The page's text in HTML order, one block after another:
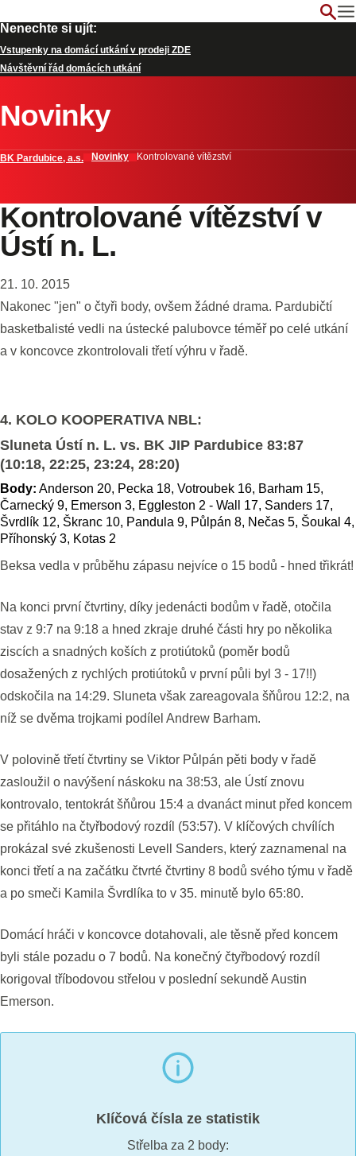
Nenechte si ujít:
Vstupenky na domácí utkání v prodeji ZDE
Návštěvní řád domácích utkání
Novinky
BK Pardubice, a.s. Novinky Kontrolované vítězství
Kontrolované vítězství v
Ústí n. L.
21. 10. 2015
Nakonec "jen" o čtyři body, ovšem žádné drama. Pardubičtí
basketbalisté vedli na ústecké palubovce téměř po celé utkání
a v koncovce zkontrolovali třetí výhru v řadě.
4. KOLO KOOPERATIVA NBL:
Sluneta Ústí n. L. vs. BK JIP Pardubice 83:87
(10:18, 22:25, 23:24, 28:20)
Body: Anderson 20, Pecka 18, Votroubek 16, Barham 15,
Čarnecký 9, Emerson 3, Eggleston 2 - Wall 17, Sanders 17,
Švrdlík 12, Škranc 10, Pandula 9, Půlpán 8, Nečas 5, Šoukal 4,
Příhonský 3, Kotas 2
Beksa vedla v průběhu zápasu nejvíce o 15 bodů - hned třikrát!
Na konci první čtvrtiny, díky jedenácti bodům v řadě, otočila
stav z 9:7 na 9:18 a hned zkraje druhé části hry po několika
ziscích a snadných koších z protiútoků (poměr bodů
dosažených z rychlých protiútoků v první půli byl 3 - 17!!)
odskočila na 14:29. Sluneta však zareagovala šňůrou 12:2, na
níž se dvěma trojkami podílel Andrew Barham.
V polovině třetí čtvrtiny se Viktor Půlpán pěti body v řadě
zasloužil o navýšení náskoku na 38:53, ale Ústí znovu
kontrovalo, tentokrát šňůrou 15:4 a dvanáct minut před koncem
se přitáhlo na čtyřbodový rozdíl (53:57). V klíčových chvílích
prokázal své zkušenosti Levell Sanders, který zaznamenal na
konci třetí a na začátku čtvrté čtvrtiny 8 bodů svého týmu v řadě
a po smeči Kamila Švrdlíka to v 35. minutě bylo 65:80.
Domácí hráči v koncovce dotahovali, ale těsně před koncem
byli stále pozadu o 7 bodů. Na konečný čtyřbodový rozdíl
korigoval tříbodovou střelou v poslední sekundě Austin
Emerson.
Klíčová čísla ze statistik
Střelba za 2 body: